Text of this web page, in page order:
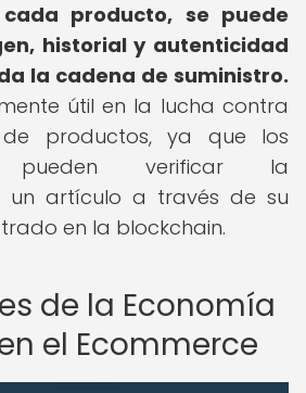
producto, se puede
historial y autenticidad
la cadena de suministro.
útil en la lucha contra
productos, ya que los
pueden verificar la
un artículo a través de su
en la blockchain.
de la Economía
el Ecommerce